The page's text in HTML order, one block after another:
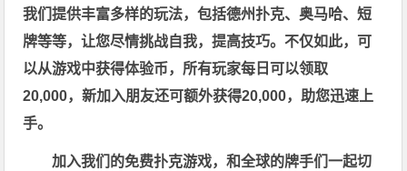
我们提供丰富多样的玩法，包括德州扑克、奥马哈、短
牌等等，让您尽情挑战自我，提高技巧。不仅如此， 可
以从游戏中获得体验币，所有玩家每日可以领取
20,000，新加入朋友还可额外获得20,000，助您迅速上
手。
加入我们的免费扑克游戏，和全球的牌手们一起切